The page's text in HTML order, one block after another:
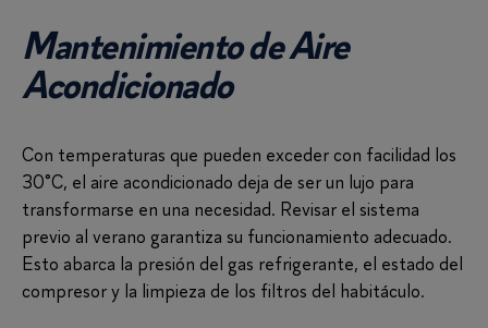
Mantenimiento de Aire
Acondicionado
Con temperaturas que pueden exceder con facilidad los
30°C, el aire acondicionado deja de ser un lujo para
transformarse en una necesidad. Revisar el sistema
previo al verano garantiza su funcionamiento adecuado.
Esto abarca la presión del gas refrigerante, el estado del
compresor y la limpieza de los filtros del habitáculo.